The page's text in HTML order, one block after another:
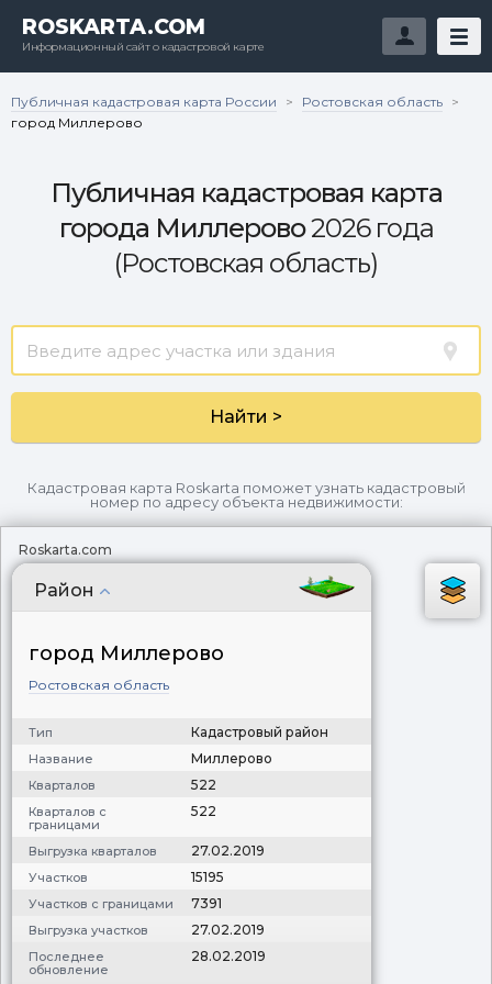
ROSKARTA.COM
Информационный сайт о кадастровой карте
Публичная кадастровая карта России > Ростовская область >
город Миллерово
Публичная кадастровая карта
города Миллерово2026 года
(Ростовская область)
Найти >
Кадастровая карта Roskarta поможет узнать кадастровый
номер по адресу объекта недвижимости:
Roskarta.com
Район
город Миллерово
Ростовская область
Тип Кадастровый район
Название Миллерово
Кварталов 522
Кварталов с
границами
522
Выгрузка кварталов 27.02.2019
Участков 15195
Участков с границами 7391
Выгрузка участков 27.02.2019
Последнее
обновление
28.02.2019